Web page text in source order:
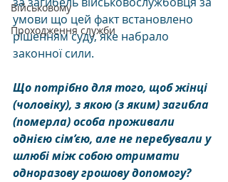
Військовому
Проходження служби
умови що цей факт встановлено
рішенням суду, яке набрало
законної сили.
Що потрібно для того, щоб жінці
(чоловіку), з якою (з яким) загибла
(померла) особа проживали
однією сім’єю, але не перебували у
шлюбі між собою отримати
одноразову грошову допомогу?